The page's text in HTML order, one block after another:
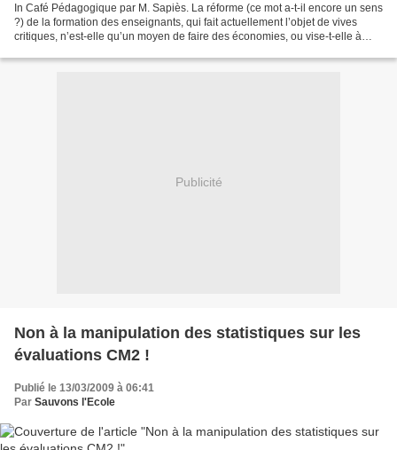
In Café Pédagogique par M. Sapiès. La réforme (ce mot a-t-il encore un sens
?) de la formation des enseignants, qui fait actuellement l’objet de vives
critiques, n’est-elle qu’un moyen de faire des économies, ou vise-t-elle à
Publicité
Non à la manipulation des statistiques sur les
évaluations CM2 !
Publié le 13/03/2009 à 06:41
Par Sauvons l'Ecole